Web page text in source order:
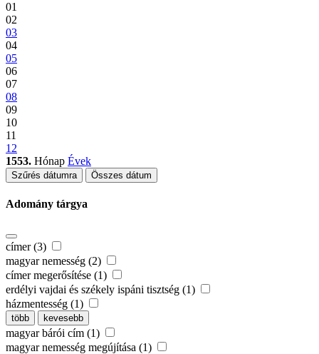
01
02
03
04
05
06
07
08
09
10
11
12
1553. Hónap Évek
Szűrés dátumra Összes dátum
Adomány tárgya
címer (3)
magyar nemesség (2)
címer megerősítése (1)
erdélyi vajdai és székely ispáni tisztség (1)
házmentesség (1)
több kevesebb
magyar bárói cím (1)
magyar nemesség megújítása (1)